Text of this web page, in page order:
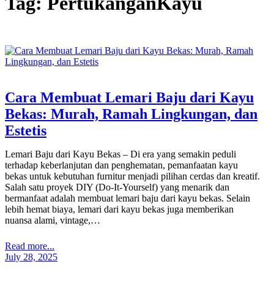
Cara Membuat Lemari Baju dari Kayu
Bekas: Murah, Ramah Lingkungan, dan
Estetis
Lemari Baju dari Kayu Bekas – Di era yang semakin peduli
terhadap keberlanjutan dan penghematan, pemanfaatan kayu
bekas untuk kebutuhan furnitur menjadi pilihan cerdas dan kreatif.
Salah satu proyek DIY (Do-It-Yourself) yang menarik dan
bermanfaat adalah membuat lemari baju dari kayu bekas. Selain
lebih hemat biaya, lemari dari kayu bekas juga memberikan
nuansa alami, vintage,…
Read more...
July 28, 2025